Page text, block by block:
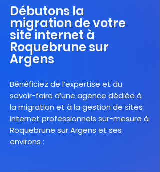
Débutons la
migration de votre
site internet à
Roquebrune sur
Argens
Bénéficiez de l’expertise et du
savoir-faire d’une agence dédiée à
la migration et à la gestion de sites
internet professionnels sur-mesure à
Roquebrune sur Argens et ses
environs :